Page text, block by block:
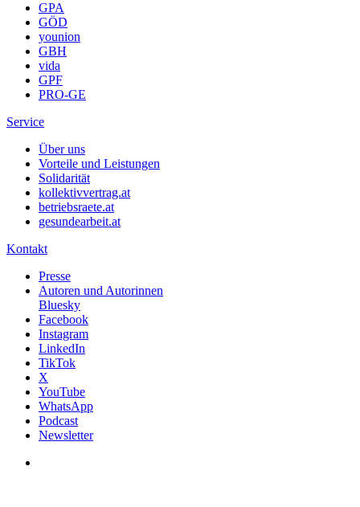
GPA
GÖD
younion
GBH
vida
GPF
PRO-GE
Service
Über uns
Vorteile und Leistungen
Solidarität
kollektivvertrag.at
betriebsraete.at
gesundearbeit.at
Kontakt
Presse
Autoren und Autorinnen
Bluesky
Facebook
Instagram
LinkedIn
TikTok
X
YouTube
WhatsApp
Podcast
Newsletter